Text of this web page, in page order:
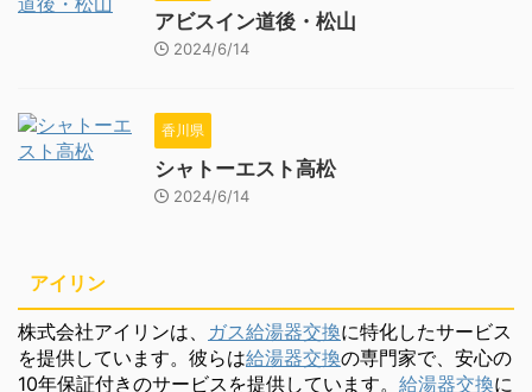
アビスイン道後・松山
2024/6/14
香川県
シャトーエスト高松
2024/6/14
アイリン
株式会社アイリンは、 ガス給湯器交換に特化したサービス
を提供しています。彼らは給湯器交換の専門家で、安心の
10年保証付きのサービスを提供しています。 給湯器交換に